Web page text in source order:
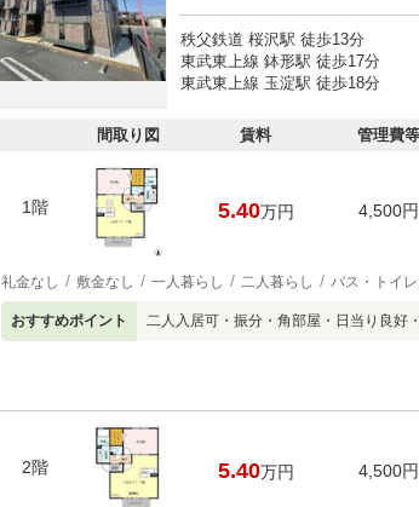
秩父鉄道 桜沢駅 徒歩13分
東武東上線 鉢形駅 徒歩17分
東武東上線 玉淀駅 徒歩18分
間取り図 賃料 管理費等
1階 5.40万円 4,500円
礼金なし 敷金なし 一人暮らし 二人暮らし バス・トイレ
おすすめポイント 二人入居可・振分・角部屋・日当り良好
2階 5.40万円 4,500円